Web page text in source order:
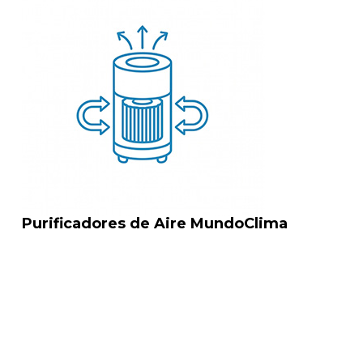
Purificadores de Aire MundoClima